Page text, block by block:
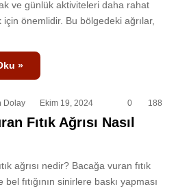
ve günlük aktiviteleri daha rahat
önemlidir. Bu bölgedeki ağrılar,
»
Dolay Ekim 19, 2024 0 188
Fıtık Ağrısı Nasıl
ağrısı nedir? Bacağa vuran fıtık
bel fıtığının sinirlere baskı yapması